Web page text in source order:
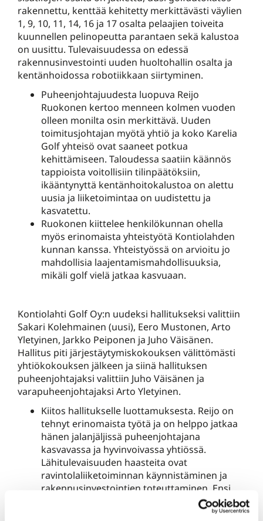
rakennettu, kenttää kehitetty merkittävästi väylien
1, 9, 10, 11, 14, 16 ja 17 osalta pelaajien toiveita
kuunnellen pelinopeutta parantaen sekä kalustoa
on uusittu. Tulevaisuudessa on edessä
rakennusinvestointi uuden huoltohallin osalta ja
kentänhoidossa robotiikkaan siirtyminen.
Puheenjohtajuudesta luopuva Reijo
Ruokonen kertoo menneen kolmen vuoden
olleen monilta osin merkittävä. Uuden
toimitusjohtajan myötä yhtiö ja koko Karelia
Golf yhteisö ovat saaneet potkua
kehittämiseen. Taloudessa saatiin käännös
tappioista voitollisiin tilinpäätöksiin,
ikääntynyttä kentänhoitokalustoa on alettu
uusia ja liiketoimintaa on uudistettu ja
kasvatettu.
Ruokonen kiittelee henkilökunnan ohella
myös erinomaista yhteistyötä Kontiolahden
kunnan kanssa. Yhteistyössä on arvioitu jo
mahdollisia laajentamismahdollisuuksia,
mikäli golf vielä jatkaa kasvuaan.
Kontiolahti Golf Oy:n uudeksi hallitukseksi valittiin
Sakari Kolehmainen (uusi), Eero Mustonen, Arto
Yletyinen, Jarkko Peiponen ja Juho Väisänen.
Hallitus piti järjestäytymiskokouksen välittömästi
yhtiökokouksen jälkeen ja siinä hallituksen
puheenjohtajaksi valittiin Juho Väisänen ja
varapuheenjohtajaksi Arto Yletyinen.
Kiitos hallitukselle luottamuksesta. Reijo on
tehnyt erinomaista työtä ja on helppo jatkaa
hänen jalanjäljissä puheenjohtajana
kasvavassa ja hyvinvoivassa yhtiössä.
Lähitulevaisuuden haasteita ovat
ravintolaliiketoiminnan käynnistäminen ja
rakennusinvestointien toteuttaminen. Ensi
kesänä meillä on myös näytön paikka yleisten
SMkilpailuiden kilpailukenttänä heinäkuussa